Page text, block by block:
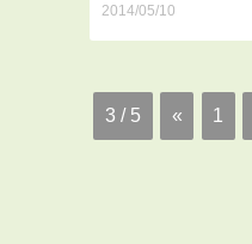
2014/05/10
3 / 5 « 1